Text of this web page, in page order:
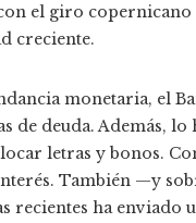
el giro
creciente.
monetaria, el
de deuda. Además,
letras y bonos.
También —y
recientes ha